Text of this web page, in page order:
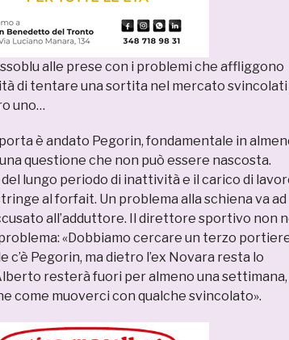
alle prese con i problemi che affliggono
di tentare una sortita nel mercato
uno…
è andato Pegorin, fondamentale in
questione che non può essere nascosta.
lungo periodo di inattività e il carico di
al forfait. Un problema alla schiena va ad
all’adduttore. Il direttore sportivo non
«Dobbiamo cercare un terzo
c’è Pegorin, ma dietro l’ex Novara resta lo
resterà fuori per almeno una settimana,
come muoverci con qualche svincolato».